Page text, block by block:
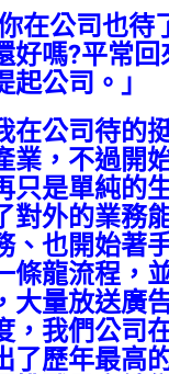
在公司也待
好嗎?平常回
公司。」
在公司待的
業，不過開
只是單純的
對外的業務
、也開始著
條龍流程，
大量放送廣
，我們公司
了歷年最高